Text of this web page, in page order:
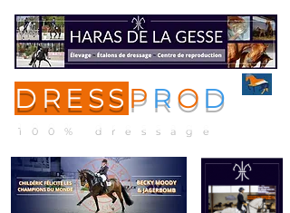
DRESS P R O D
100% dressage